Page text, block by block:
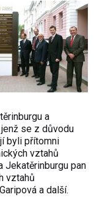
a
se z důvodu
byli přítomni
vztahů
Jekatěrinburgu pan
vztahů
a další.